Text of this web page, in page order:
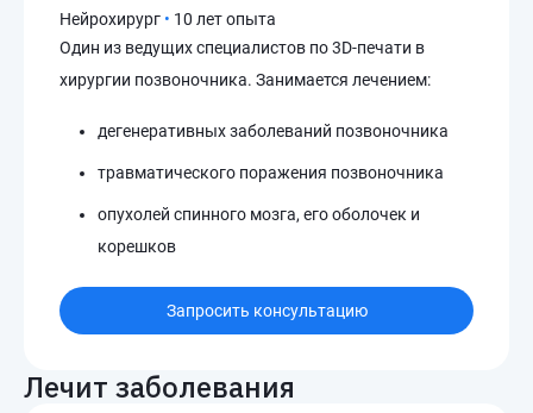
Нейрохирург • 10 лет опыта
Один из ведущих специалистов по 3D-печати в
хирургии позвоночника. Занимается лечением:
дегенеративных заболеваний позвоночника
травматического поражения позвоночника
опухолей спинного мозга, его оболочек и
корешков
Запросить консультацию
Лечит заболевания